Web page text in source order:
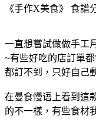
《手作X美食》 食譜
一直想嘗試做做手工
~有些好吃的店訂單
都訂不到，只好自己
在曼食慢语上看到這
的不一樣，有些食材